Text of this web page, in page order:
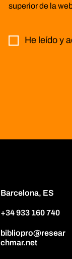
superior de la
He leído y
Barcelona, ES
+34 933 160 740
bibliopro@resear
chmar.net